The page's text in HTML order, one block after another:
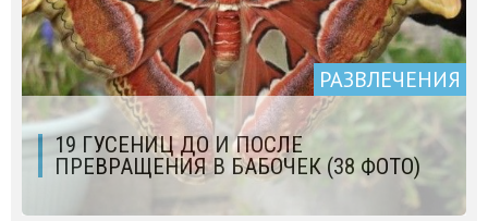
РАЗВЛЕЧЕНИЯ
19 ГУСЕНИЦ ДО И ПОСЛЕ
ПРЕВРАЩЕНИЯ В БАБОЧЕК (38 ФОТО)